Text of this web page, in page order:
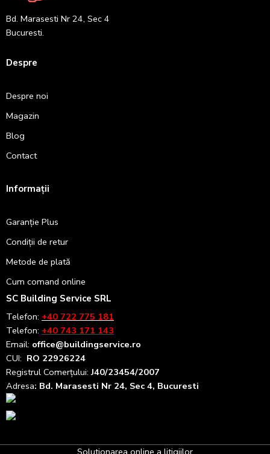
Bd. Marasesti Nr 24, Sec 4
Bucuresti.
Despre
Despre noi
Magazin
Blog
Contact
Informații
Garanție Plus
Condiții de retur
Metode de plată
Cum comand online
SC Building Service SRL
Telefon: +40 722 775 181
Telefon: +40 743 171 143
Email: office@buildingservice.ro
CUI: RO 22926224
Registrul Comerțului:J40/23454/2007
Adresa: Bd. Marasesti Nr 24, Sec 4, Bucuresti
Solutionarea online a litigiilor